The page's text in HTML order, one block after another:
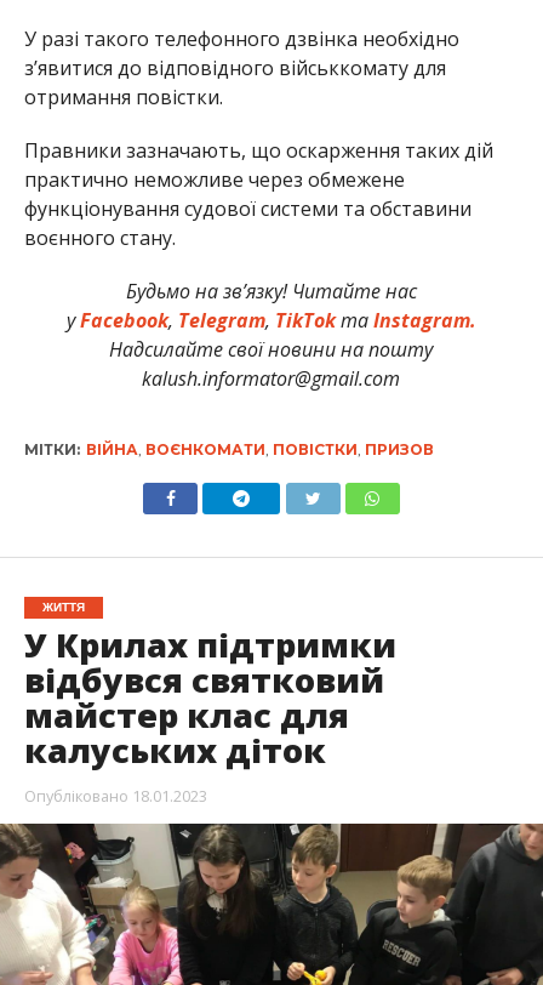
У разі такого телефонного дзвінка необхідно
з’явитися до відповідного військкомату для
отримання повістки.
Правники зазначають, що оскарження таких дій
практично неможливе через обмежене
функціонування судової системи та обставини
воєнного стану.
Будьмо на зв’язку! Читайте нас
уFacebook, Telegram, TikTokтаInstagram.
Надсилайте свої новини на пошту
kalush.informator@gmail.com
МІТКИ: ВІЙНА ВОЄНКОМАТИ ПОВІСТКИ ПРИЗОВ
ЖИТТЯ
У Крилах підтримки
відбувся святковий
майстер клас для
калуських діток
Опубліковано 18.01.2023